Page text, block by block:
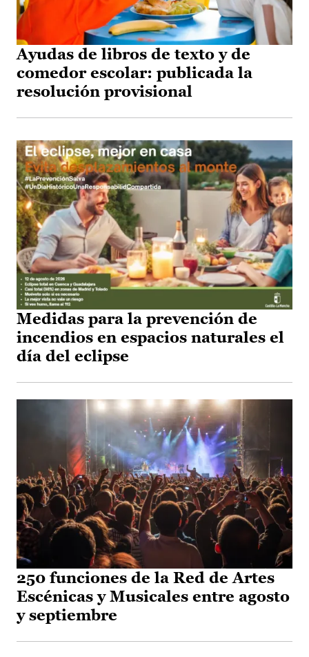
Ayudas de libros de texto y de
comedor escolar: publicada la
resolución provisional
Medidas para la prevención de
incendios en espacios naturales el
día del eclipse
250 funciones de la Red de Artes
Escénicas y Musicales entre agosto
y septiembre